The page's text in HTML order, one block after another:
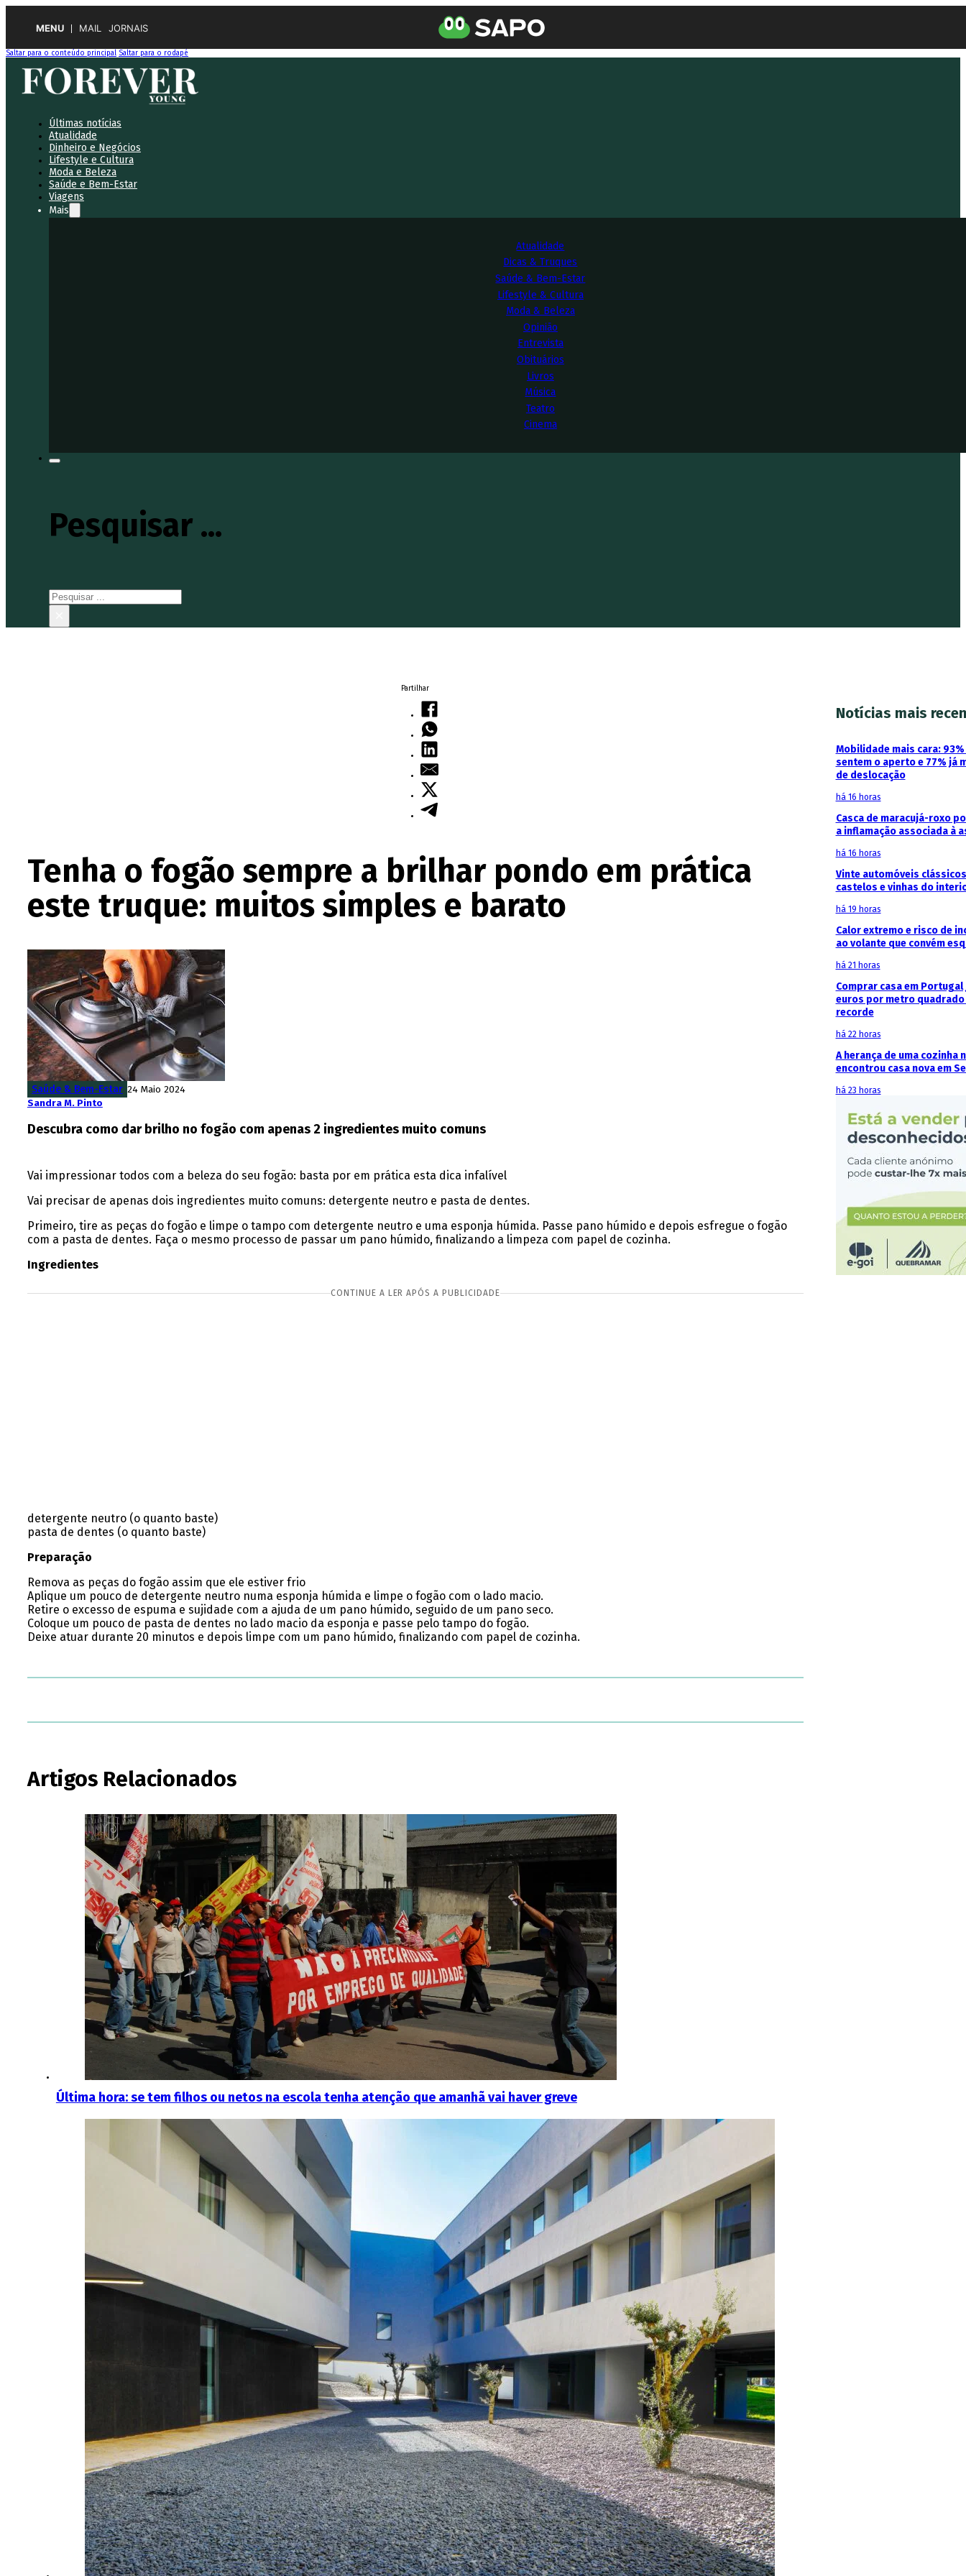
MENU MAIL JORNAIS
Saltar para o conteúdo principal Saltar para o rodapé
Últimas notícias
Atualidade
Dinheiro e Negócios
Lifestyle e Cultura
Moda e Beleza
Saúde e Bem-Estar
Viagens
Mais
Atualidade
Dicas & Truques
Saúde & Bem-Estar
Lifestyle & Cultura
Moda & Beleza
Opinião
Entrevista
Obituários
Livros
Música
Teatro
Cinema
Pesquisar ...
Pesquisar
Partilhar
Tenha o fogão sempre a brilhar pondo em prática
este truque: muitos simples e barato
Saúde & Bem-Estar 24 Maio 2024
Sandra M. Pinto
Descubra como dar brilho no fogão com apenas 2 ingredientes muito comuns
Vai impressionar todos com a beleza do seu fogão: basta por em prática esta dica infalível
Vai precisar de apenas dois ingredientes muito comuns: detergente neutro e pasta de dentes.
Primeiro, tire as peças do fogão e limpe o tampo com detergente neutro e uma esponja húmida. Passe pano húmido e depois esfregue o fogão
com a pasta de dentes. Faça o mesmo processo de passar um pano húmido, finalizando a limpeza com papel de cozinha.
Ingredientes
CONTINUE A LER APÓS A PUBLICIDADE
detergente neutro (o quanto baste)
pasta de dentes (o quanto baste)
Preparação
Remova as peças do fogão assim que ele estiver frio
Aplique um pouco de detergente neutro numa esponja húmida e limpe o fogão com o lado macio.
Retire o excesso de espuma e sujidade com a ajuda de um pano húmido, seguido de um pano seco.
Coloque um pouco de pasta de dentes no lado macio da esponja e passe pelo tampo do fogão.
Deixe atuar durante 20 minutos e depois limpe com um pano húmido, finalizando com papel de cozinha.
Artigos Relacionados
Última hora: se tem filhos ou netos na escola tenha atenção que amanhã vai haver greve
Notícias mais
Mobilidade mais cara:
sentem o aperto e 77% já
de deslocação
há 16 horas
Casca de maracujá-roxo
a inflamação associada à
há 16 horas
Vinte automóveis
castelos e vinhas do
há 19 horas
Calor extremo e risco de
ao volante que convém
há 21 horas
Comprar casa em Portugal
euros por metro quadrado
recorde
há 22 horas
A herança de uma cozinha
encontrou casa nova em
há 23 horas